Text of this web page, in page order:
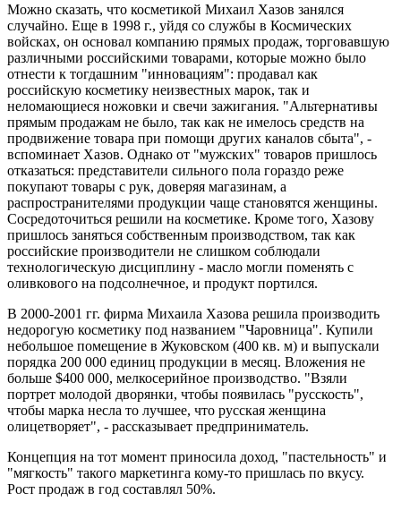
Можно сказать, что косметикой Михаил Хазов занялся
случайно. Еще в 1998 г., уйдя со службы в Космических
войсках, он основал компанию прямых продаж, торговавшую
различными российскими товарами, которые можно было
отнести к тогдашним "инновациям": продавал как
российскую косметику неизвестных марок, так и
неломающиеся ножовки и свечи зажигания. "Альтернативы
прямым продажам не было, так как не имелось средств на
продвижение товара при помощи других каналов сбыта", -
вспоминает Хазов. Однако от "мужских" товаров пришлось
отказаться: представители сильного пола гораздо реже
покупают товары с рук, доверяя магазинам, а
распространителями продукции чаще становятся женщины.
Сосредоточиться решили на косметике. Кроме того, Хазову
пришлось заняться собственным производством, так как
российские производители не слишком соблюдали
технологическую дисциплину - масло могли поменять с
оливкового на подсолнечное, и продукт портился.
В 2000-2001 гг. фирма Михаила Хазова решила производить
недорогую косметику под названием "Чаровница". Купили
небольшое помещение в Жуковском (400 кв. м) и выпускали
порядка 200 000 единиц продукции в месяц. Вложения не
больше $400 000, мелкосерийное производство. "Взяли
портрет молодой дворянки, чтобы появилась "русскость",
чтобы марка несла то лучшее, что русская женщина
олицетворяет", - рассказывает предприниматель.
Концепция на тот момент приносила доход, "пастельность" и
"мягкость" такого маркетинга кому-то пришлась по вкусу.
Рост продаж в год составлял 50%.